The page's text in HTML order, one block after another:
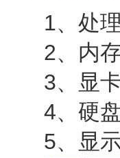
1、处理
2、内存
3、显卡
4、硬盘
5、显示